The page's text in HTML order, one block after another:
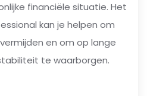
financiële situatie. Het
kan je helpen om
en om op lange
te waarborgen.